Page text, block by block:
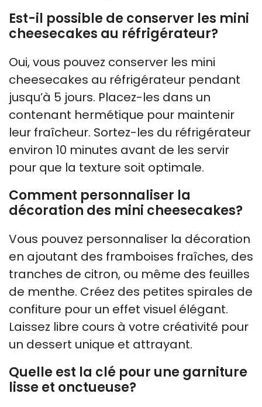
Est-il possible de conserver les mini
cheesecakes au réfrigérateur?
Oui, vous pouvez conserver les mini
cheesecakes au réfrigérateur pendant
jusqu’à 5 jours. Placez-les dans un
contenant hermétique pour maintenir
leur fraîcheur. Sortez-les du réfrigérateur
environ 10 minutes avant de les servir
pour que la texture soit optimale.
Comment personnaliser la
décoration des mini cheesecakes?
Vous pouvez personnaliser la décoration
en ajoutant des framboises fraîches, des
tranches de citron, ou même des feuilles
de menthe. Créez des petites spirales de
confiture pour un effet visuel élégant.
Laissez libre cours à votre créativité pour
un dessert unique et attrayant.
Quelle est la clé pour une garniture
lisse et onctueuse?